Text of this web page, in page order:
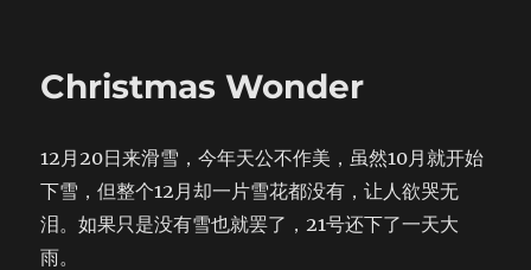
Christmas Wonder
12月20日来滑雪，今年天公不作美，虽然10月就开始
下雪，但整个12月却一片雪花都没有，让人欲哭无
泪。如果只是没有雪也就罢了，21号还下了一天大
雨。